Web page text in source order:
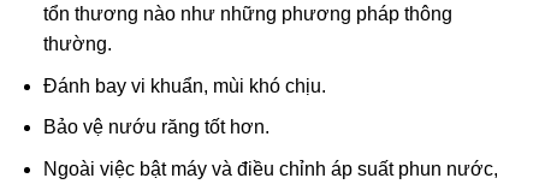
tổn thương nào như những phương pháp thông
thường.
Đánh bay vi khuẩn, mùi khó chịu.
Bảo vệ nướu răng tốt hơn.
Ngoài việc bật máy và điều chỉnh áp suất phun nước,